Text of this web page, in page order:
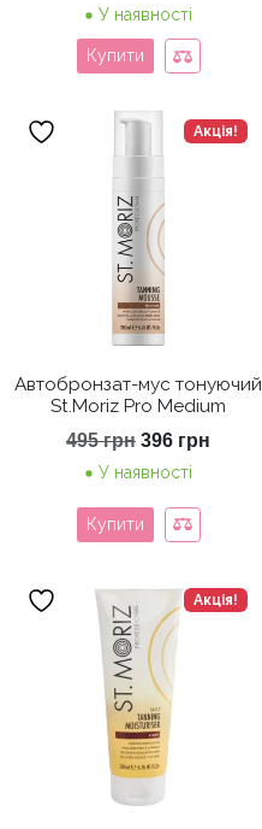
У наявності
Купити
Акція!
Автобронзат-мус тонуючий
St.Moriz Pro Medium
495грн Оригінальна
495 грн.
396 грн
У наявності
Купити
Акція!